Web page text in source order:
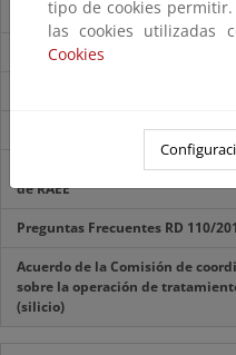
Obligaciones Sistemas Colectivos
Plataforma electrónica de gestión
Resolución y objetivos de
Requisitos técnicos a cumplir
de RAEE
Preguntas Frecuentes RD 110/
Acuerdo de la Comisión de
sobre la operación de
(silicio)
tipo de cookies
las cookies utilizadas
Cookies